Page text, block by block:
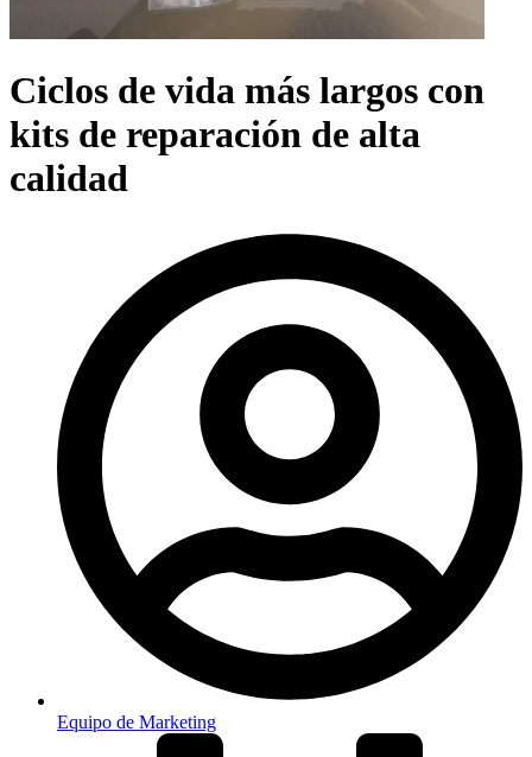
Ciclos de vida más largos con
kits de reparación de alta
calidad
Equipo de Marketing